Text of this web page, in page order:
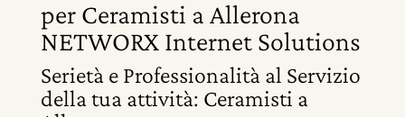
per Ceramisti a Allerona
NETWORX Internet Solutions
Serietà e Professionalità al Servizio
della tua attività: Ceramisti a